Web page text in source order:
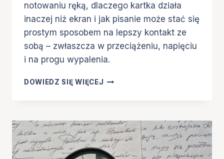
notowaniu ręką, dlaczego kartka działa
inaczej niż ekran i jak pisanie może stać się
prostym sposobem na lepszy kontakt ze
sobą – zwłaszcza w przeciążeniu, napięciu
i na progu wypalenia.
DOWIEDZ SIĘ WIĘCEJ CO
KORZYŚCI
DLA
PAMIĘCI,
KONCENTRACJI